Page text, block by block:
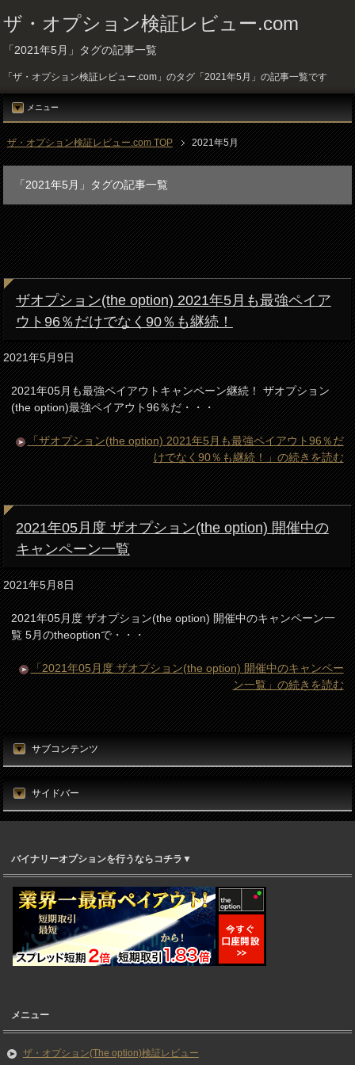
ザ・オプション検証レビュー.com
「2021年5月」タグの記事一覧
「ザ・オプション検証レビュー.com」のタグ「2021年5月」の記事一覧です
メニュー
ザ・オプション検証レビュー.com TOP 2021年5月
「2021年5月」タグの記事一覧
ザオプション(the option) 2021年5月も最強ペイア
ウト96％だけでなく90％も継続！
2021年5月9日
2021年05月も最強ペイアウトキャンペーン継続！ ザオプション
(the option)最強ペイアウト96％だ・・・
「ザオプション(the option) 2021年5月も最強ペイアウト96％だ
けでなく90％も継続！」の続きを読む
2021年05月度 ザオプション(the option) 開催中の
キャンペーン一覧
2021年5月8日
2021年05月度 ザオプション(the option) 開催中のキャンペーン一
覧 5月のtheoptionで・・・
「2021年05月度 ザオプション(the option) 開催中のキャンペー
ン一覧」の続きを読む
サブコンテンツ
サイドバー
バイナリーオプションを行うならコチラ▼
メニュー
ザ・オプション(The option)検証レビュー